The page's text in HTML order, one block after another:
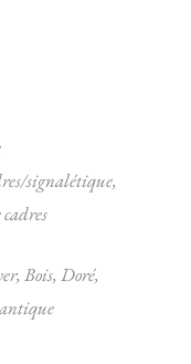
signalétique,
, Bois, Doré,